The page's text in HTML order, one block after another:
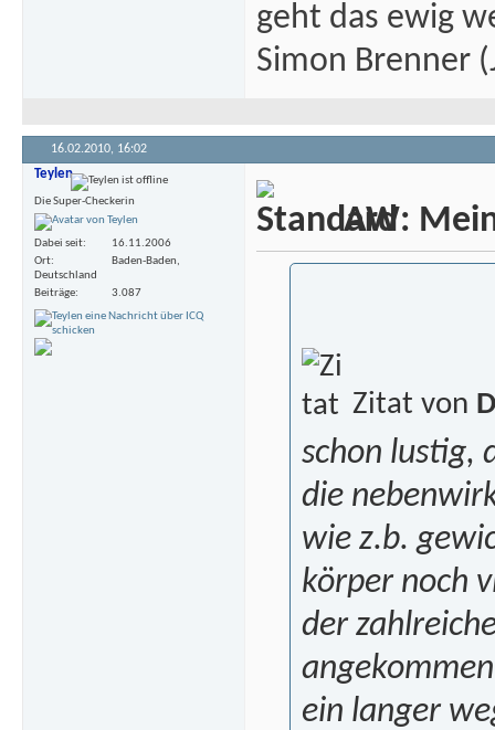
geht das ewig
Simon Brenner
16.02.2010, 16:02
Teylen
Die Super-Checkerin
Dabei seit
16.11.2006
Ort
Baden-Baden,
Deutschland
Beiträge
3.087
AW:
Zitat von
schon lustig,
die
wie z.b.
körper noch
der
ein langer